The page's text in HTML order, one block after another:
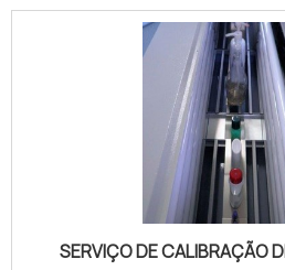
SERVIÇO DE CALIBRAÇÃO